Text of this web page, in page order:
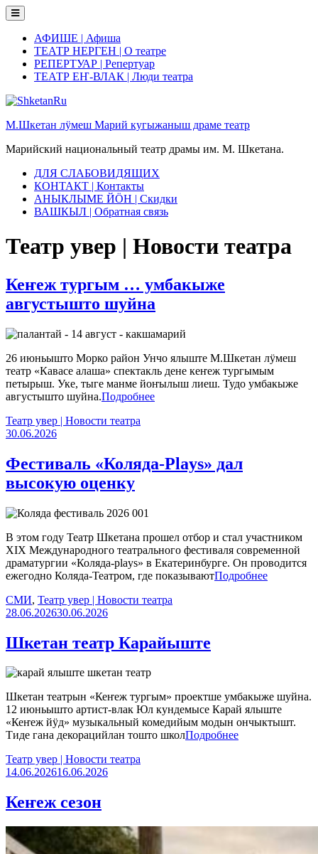
Skip
to
contentАФИШЕ | Афиша
ТЕАТР НЕРГЕН | О театре
РЕПЕРТУАР | Репертуар
ТЕАТР ЕҤ-ВЛАК | Люди театра
М.Шкетан лӱмеш Марий кугыжаныш драме театр
Марийский национальный театр драмы им. М. Шкетана.
ДЛЯ СЛАБОВИДЯЩИХ
КОНТАКТ | Контакты
АНЫКЛЫМЕ ЙӦН | Скидки
ВАШКЫЛ | Обратная связь
Театр увер | Новости театра
Кеҥеж тургым … умбакыже
августышто шуйна
26 июньышто Морко район Унчо ялыште М.Шкетан лӱмеш
театр «Кавасе алаша» спектакль дене кеҥеж тургымым
петырыш. Уке, тыге манме йоҥылыш лиеш. Тудо умбакыже
августышто шуйна.Подробнее
Театр увер | Новости театра
30.06.2026
Фестиваль «Коляда-Plays» дал
высокую оценку
В этом году Театр Шкетана прошел отбор и стал участником
XIX Международного театрального фестиваля современной
драматургии «Коляда-plays» в Екатеринбурге. Он проводится
ежегодно Коляда-Театром, где показываютПодробнее
СМИ, Театр увер | Новости театра
28.06.202630.06.2026
Шкетан театр Карайыште
Шкетан театрын «Кеҥеж тургым» проектше умбакыже шуйна.
12 июньышто артист-влак Юл кундемысе Карай ялыште
«Кеҥеж йӱд» музыкальный комедийым модын ончыктышт.
Тиде гана декорацийлан тошто школПодробнее
Театр увер | Новости театра
14.06.202616.06.2026
Кеҥеж сезон